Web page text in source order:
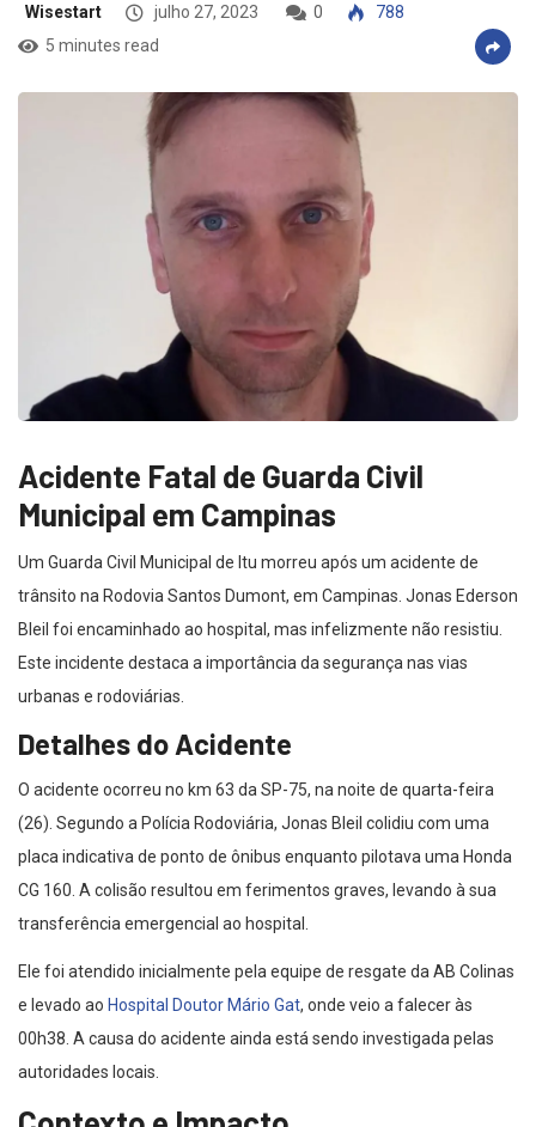
Wisestart julho 27, 2023 0
788
5 minutes read
Acidente Fatal de Guarda Civil
Municipal em Campinas
Um Guarda Civil Municipal de Itu morreu após um acidente de
trânsito na Rodovia Santos Dumont, em Campinas. Jonas Ederson
Bleil foi encaminhado ao hospital, mas infelizmente não resistiu.
Este incidente destaca a importância da segurança nas vias
urbanas e rodoviárias.
Detalhes do Acidente
O acidente ocorreu no km 63 da SP-75, na noite de quarta-feira
(26). Segundo a Polícia Rodoviária, Jonas Bleil colidiu com uma
placa indicativa de ponto de ônibus enquanto pilotava uma Honda
CG 160. A colisão resultou em ferimentos graves, levando à sua
transferência emergencial ao hospital.
Ele foi atendido inicialmente pela equipe de resgate da AB Colinas
e levado ao Hospital Doutor Mário Gat, onde veio a falecer às
00h38. A causa do acidente ainda está sendo investigada pelas
autoridades locais.